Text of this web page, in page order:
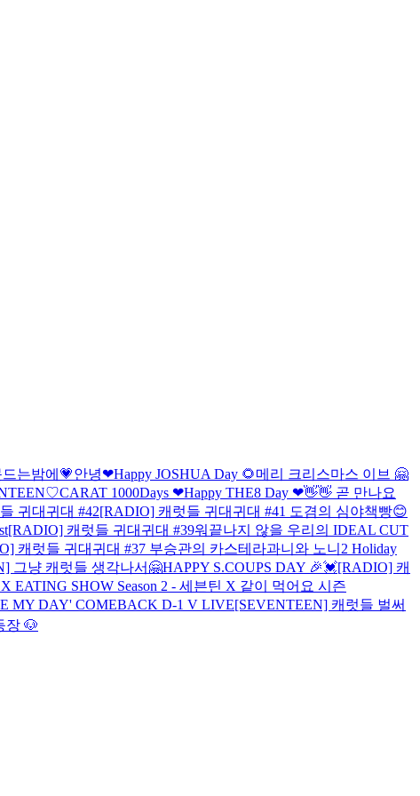
는밤에💗안녕❤Happy JOSHUA Day 🌻메리 크리스마스 이브 🤗
1000Days ❤Happy THE8 Day ❤👋👋 곧 만나요
귀대귀대 #42[RADIO] 캐럿들 귀대귀대 #41 도겸의 심야책빵😊
[RADIO] 캐럿들 귀대귀대 #39워 끝나지 않을 우리의 IDEAL CUT
캐럿들 귀대귀대 #37 부승관의 카스테라과니와 노니2 Holiday
그냥 캐럿들 생각나서🤗HAPPY S.COUPS DAY 🎉💓[RADIO] 캐
EATING SHOW Season 2 - 세븐틴 X 같이 먹어요 시즌
MY DAY' COMEBACK D-1 V LIVE[SEVENTEEN] 캐럿들 벌써
장 🐶